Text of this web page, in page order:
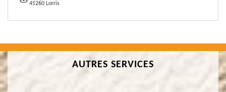
45260 Lorris
AUTRES SERVICES